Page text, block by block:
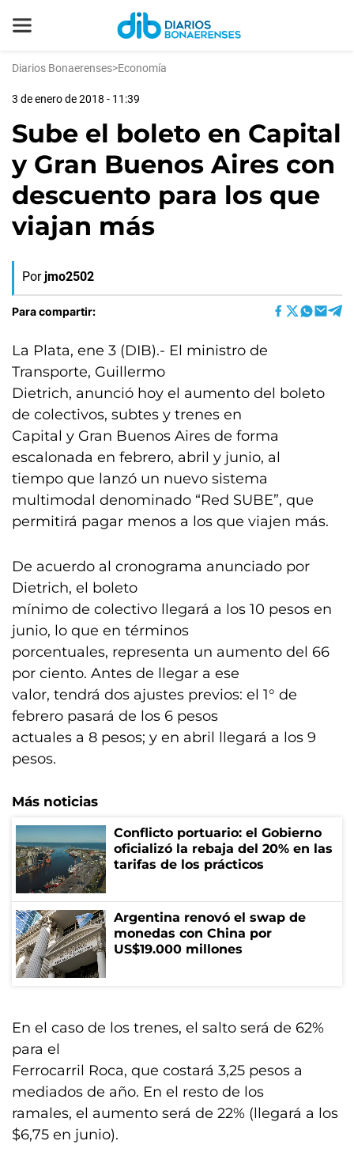
Diarios Bonaerenses>Economía
3 de enero de 2018 - 11:39
Sube el boleto en Capital
y Gran Buenos Aires con
descuento para los que
viajan más
Por jmo2502
Para compartir:
La Plata, ene 3 (DIB).- El ministro de
Transporte, Guillermo
Dietrich, anunció hoy el aumento del boleto
de colectivos, subtes y trenes en
Capital y Gran Buenos Aires de forma
escalonada en febrero, abril y junio, al
tiempo que lanzó un nuevo sistema
multimodal denominado “Red SUBE”, que
permitirá pagar menos a los que viajen más.
De acuerdo al cronograma anunciado por
Dietrich, el boleto
mínimo de colectivo llegará a los 10 pesos en
junio, lo que en términos
porcentuales, representa un aumento del 66
por ciento. Antes de llegar a ese
valor, tendrá dos ajustes previos: el 1° de
febrero pasará de los 6 pesos
actuales a 8 pesos; y en abril llegará a los 9
pesos.
Más noticias
Conflicto portuario: el Gobierno
oficializó la rebaja del 20% en las
tarifas de los prácticos
Argentina renovó el swap de
monedas con China por
US$19.000 millones
En el caso de los trenes, el salto será de 62%
para el
Ferrocarril Roca, que costará 3,25 pesos a
mediados de año. En el resto de los
ramales, el aumento será de 22% (llegará a los
$6,75 en junio).